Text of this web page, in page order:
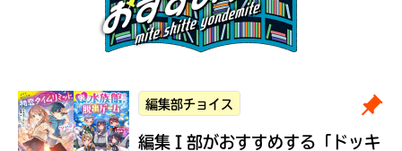
編集部チョイス
編集Ｉ部がおすすめする 「ドッキ